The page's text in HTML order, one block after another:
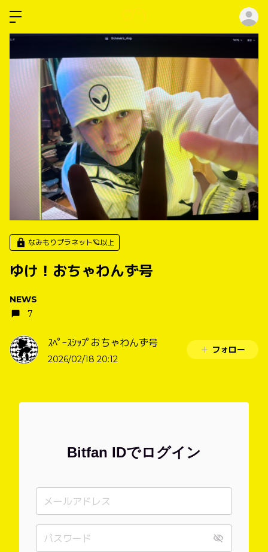
なみもりプラネット🪐以上
ゆけ！おちゃわんず号
NEWS
7
ｽﾍﾟｰｽｼｯﾌﾟおちゃわんず号
2026/02/18 20:12
フォロー
Bitfan IDでログイン